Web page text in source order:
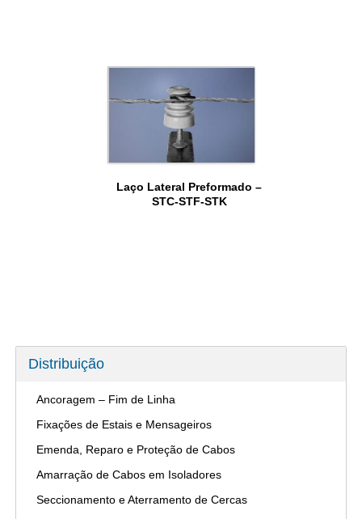
Laço Lateral Preformado –
STC-STF-STK
Distribuição
Ancoragem – Fim de Linha
Fixações de Estais e Mensageiros
Emenda, Reparo e Proteção de Cabos
Amarração de Cabos em Isoladores
Seccionamento e Aterramento de Cercas